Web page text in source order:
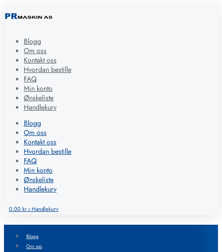
Blogg
Om oss
Kontakt oss
Hvordan bestille
FAQ
Min konto
Ønskeliste
Handlekurv
Blogg
Om oss
Kontakt oss
Hvordan bestille
FAQ
Min konto
Ønskeliste
Handlekurv
0.00kr 0 Handlekurv
Blogg
Om oss